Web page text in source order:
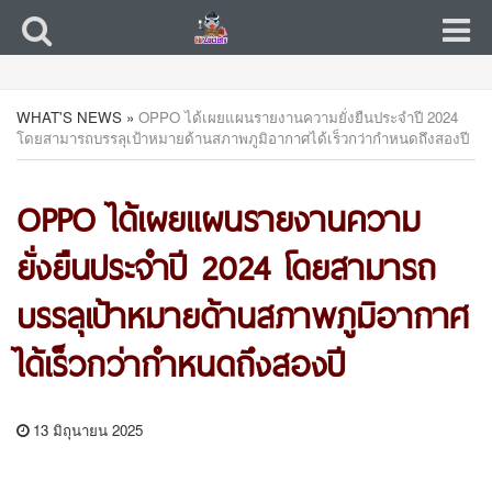
WHAT'S NEWS » OPPO ได้เผยแผนรายงานความยั่งยืนประจำปี 2024
โดยสามารถบรรลุเป้าหมายด้านสภาพภูมิอากาศได้เร็วกว่ากำหนดถึงสองปี
OPPO ได้เผยแผนรายงานความ
ยั่งยืนประจำปี 2024 โดยสามารถ
บรรลุเป้าหมายด้านสภาพภูมิอากาศ
ได้เร็วกว่ากำหนดถึงสองปี
13 มิถุนายน 2025